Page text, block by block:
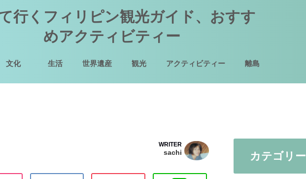
行くフィリピン観光ガイド、おすす
めアクティビティー
文化 生活 世界遺産 観光 アクティビティー 離島
WRITER
sachi カテゴリー